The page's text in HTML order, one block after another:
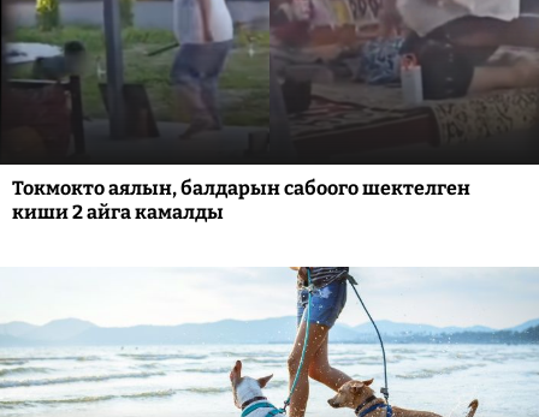
Токмокто аялын, балдарын сабоого шектелген
киши 2 айга камалды